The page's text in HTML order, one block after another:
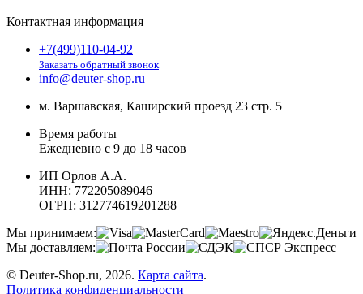
Контактная информация
+7(499)110-04-92
Заказать обратный звонок
info@deuter-shop.ru
м. Варшавская, Каширский проезд 23 стр. 5
Время работы
Ежедневно с 9 до 18 часов
ИП Орлов А.А.
ИНН: 772205089046
ОГРН: 312774619201288
Мы принимаем:
Мы доставляем:
© Deuter-Shop.ru, 2026. Карта сайта.
Политика конфиденциальности